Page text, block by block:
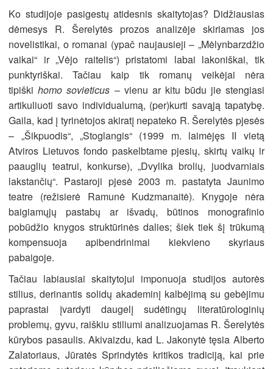
Ko studijoje pasigestų atidesnis skaitytojas? Didžiausias
dėmesys R. Šerelytės prozos analizėje skiriamas jos
novelistikai, o romanai (ypač naujausieji – „Mėlynbarzdžio
vaikai“ ir „Vėjo raitelis“) pristatomi labai lakoniškai, tik
punktyriškai. Tačiau kaip tik romanų veikėjai nėra
tipiškihomo sovieticus – vienu ar kitu būdu jie stengiasi
artikuliuoti savo individualumą, (per)kurti savąją tapatybę.
Gaila, kad į tyrinėtojos akiratį nepateko R. Šerelytės pjesės
– „Šikpuodis“, „Stoglangis“ (1999 m. laimėjęs II vietą
Atviros Lietuvos fondo paskelbtame pjesių, skirtų vaikų ir
paauglių teatrui, konkurse), „Dvylika brolių, juodvarniais
lakstančių“. Pastaroji pjesė 2003 m. pastatyta Jaunimo
teatre (režisierė Ramunė Kudzmanaitė). Knygoje nėra
baigiamųjų pastabų ar išvadų, būtinos monografinio
pobūdžio knygos struktūrinės dalies; šiek tiek šį trūkumą
kompensuoja apibendrinimai kiekvieno skyriaus
pabaigoje.
Tačiau labiausiai skaitytojui imponuoja studijos autorės
stilius, derinantis solidų akademinį kalbėjimą su gebėjimu
paprastai įvardyti daugelį sudėtingų literatūrologinių
problemų, gyvu, raiškiu stiliumi analizuojamas R. Šerelytės
kūrybos pasaulis. Akivaizdu, kad L. Jakonytė tęsia Alberto
Zalatoriaus, Jūratės Sprindytės kritikos tradiciją, kai prie